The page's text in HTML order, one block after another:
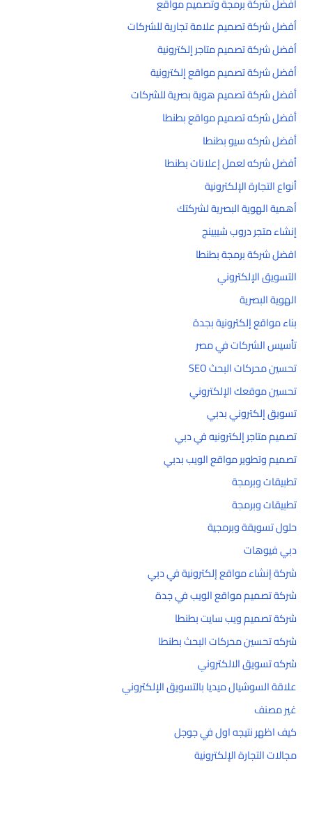
أفضل شركة تصميم علامة تجارية للشركات
أفضل شركة تصميم متاجر إلكترونية
أفضل شركة تصميم مواقع إلكترونية
أفضل شركة تصميم هوية بصرية للشركات
أفضل شركه تصميم مواقع بطنطا
أفضل شركه سيو بطنطا
أفضل شركه لعمل إعلانات بطنطا
أنواع التجارة الإلكترونية
أهمية الهوية البصرية لشركتك
إنشاء متجر دروب شيبينج
افضل شركة برمجة بطنطا
التسويق الإلكتروني
الهوية البصرية
بناء مواقع إلكترونية بجدة
تأسيس الشركات في مصر
تحسين محركات البحث SEO
تحسين موقعك الإلكتروني
تسويق إلكتروني بدبي
تصميم متاجر إلكترونيه في دبي
تصميم وتطوير مواقع الويب بدبي
تطبيقات وبرمجة
تطبيقات وبرمجة
حلول تسويقة وبرمجية
دبي فيوهات
شركة إنشاء مواقع إلكترونية في دبي
شركة تصميم مواقع الويب في جدة
شركة تصميم ويب سايت بطنطا
شركه تحسين محركات البحث بطنطا
شركه تسويق الالكتروني
علاقة السوشيال ميديا بالتسويق الإلكتروني
غير مصنف
كيف اظهر نتيجه اول في جوجل
مجالات التجارة الإلكترونية